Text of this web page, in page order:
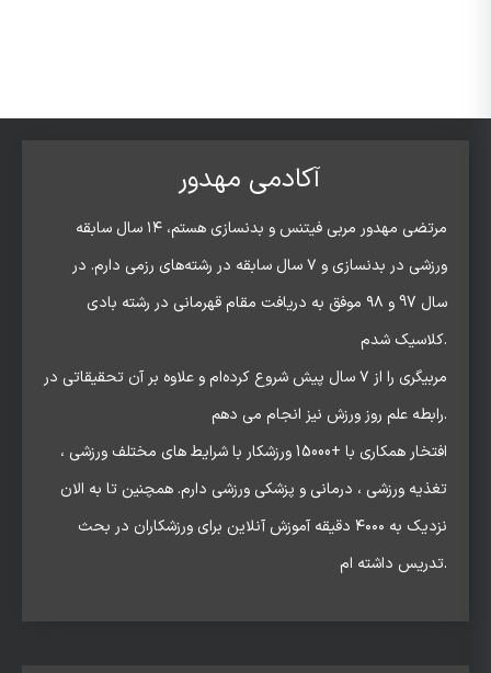
آکادمی مهدور
مرتضی مهدور مربی فیتنس و بدنسازی هستم، ۱۴ سال سابقه
ورزشی در بدنسازی و ۷ سال سابقه در رشته‌های رزمی دارم. در
سال 97 و ۹۸ موفق به دریافت مقام قهرمانی در رشته بادی
کلاسیک شدم.
مربیگری را از ۷ سال پیش شروع کرده‌ام و علاوه بر آن تحقیقاتی در
رابطه علم روز ورزش نیز انجام می دهم.
افتخار همکاری با +15000 ورزشکار با شرایط های مختلف ورزشی ،
تغذیه ورزشی ، درمانی و پزشکی ورزشی دارم. همچنین تا به الان
نزدیک به ۴۰۰۰ دقیقه آموزش آنلاین برای ورزشکاران در بحث
تدریس داشته ام.